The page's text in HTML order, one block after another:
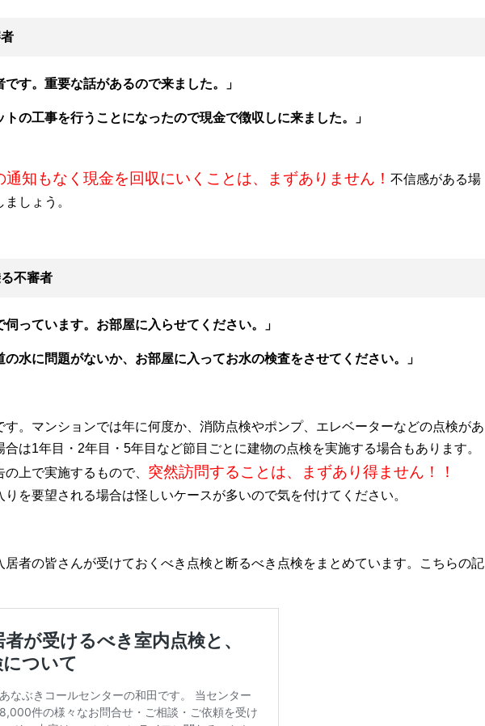
です。重要な話があるので来ました。」
トの工事を行うことになったので現金で徴収しに来ました。」
知もなく現金を回収にいくことは、まずありません！ 不信感がある場
しょう。
不審者
伺っています。お部屋に入らせてください。」
の水に問題がないか、お部屋に入ってお水の検査をさせてください。」
す。マンションでは年に何度か、消防点検やポンプ、エレベーターなどの点検があ
は1年目・2年目・5年目など節目ごとに建物の点検を実施する場合もあります。
上で実施するもので、 突然訪問することは、まずあり得ません！！
を要望される場合は怪しいケースが多いので気を付けてください。
者の皆さんが受けておくべき点検と断るべき点検をまとめています。こちらの記